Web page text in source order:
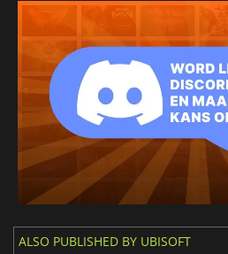
ALSO PUBLISHED BY UBISOFT